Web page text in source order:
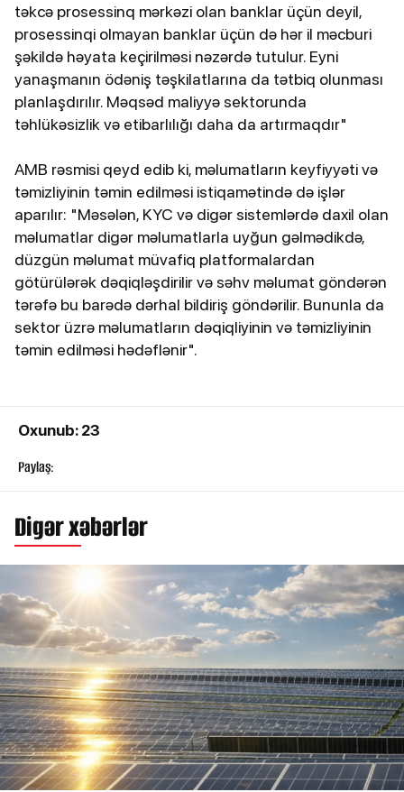
təkcə prosessinq mərkəzi olan banklar üçün deyil,
prosessinqi olmayan banklar üçün də hər il məcburi
şəkildə həyata keçirilməsi nəzərdə tutulur. Eyni
yanaşmanın ödəniş təşkilatlarına da tətbiq olunması
planlaşdırılır. Məqsəd maliyyə sektorunda
təhlükəsizlik və etibarlılığı daha da artırmaqdır"
AMB rəsmisi qeyd edib ki, məlumatların keyfiyyəti və
təmizliyinin təmin edilməsi istiqamətində də işlər
aparılır: "Məsələn, KYC və digər sistemlərdə daxil olan
məlumatlar digər məlumatlarla uyğun gəlmədikdə,
düzgün məlumat müvafiq platformalardan
götürülərək dəqiqləşdirilir və səhv məlumat göndərən
tərəfə bu barədə dərhal bildiriş göndərilir. Bununla da
sektor üzrə məlumatların dəqiqliyinin və təmizliyinin
təmin edilməsi hədəflənir".
Oxunub: 23
Paylaş:
Digər xəbərlər